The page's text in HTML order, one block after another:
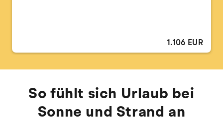
1.106 EUR
So fühlt sich Urlaub bei
Sonne und Strand an